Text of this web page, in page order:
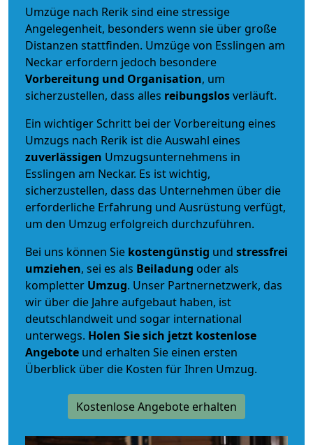
Umzüge nach Rerik sind eine stressige
Angelegenheit, besonders wenn sie über große
Distanzen stattfinden. Umzüge von Esslingen am
Neckar erfordern jedoch besondere
Vorbereitung und Organisation, um
sicherzustellen, dass alles reibungslosverläuft.
Ein wichtiger Schritt bei der Vorbereitung eines
Umzugs nach Rerik ist die Auswahl eines
zuverlässigen Umzugsunternehmens in
Esslingen am Neckar. Es ist wichtig,
sicherzustellen, dass das Unternehmen über die
erforderliche Erfahrung und Ausrüstung verfügt,
um den Umzug erfolgreich durchzuführen.
Bei uns können Sie kostengünstig und stressfrei
umziehen, sei es als Beiladung oder als
kompletter Umzug. Unser Partnernetzwerk, das
wir über die Jahre aufgebaut haben, ist
deutschlandweit und sogar international
unterwegs. Holen Sie sich jetzt kostenlose
Angebote und erhalten Sie einen ersten
Überblick über die Kosten für Ihren Umzug.
Kostenlose Angebote erhalten